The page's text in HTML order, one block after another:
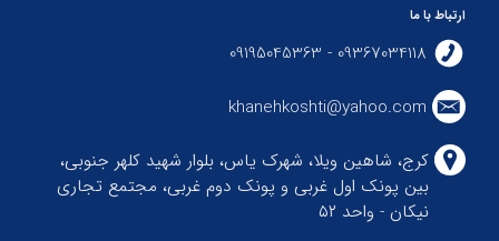
ارتباط با ما
09367034118 - 09195045363
khanehkoshti@yahoo.com
کرج، شاهین ویلا، شهرک یاس، بلوار شهید کلهر جنوبی،
بین پونک اول غربی و پونک دوم غربی، مجتمع تجاری
نیکان - واحد ۵۲